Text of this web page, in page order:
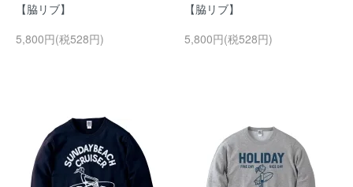
【脇リブ】
5,800円(税528円)
【脇リブ】
5,800円(税528円)